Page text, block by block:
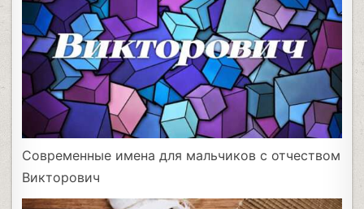
Современные имена для мальчиков с отчеством
Викторович